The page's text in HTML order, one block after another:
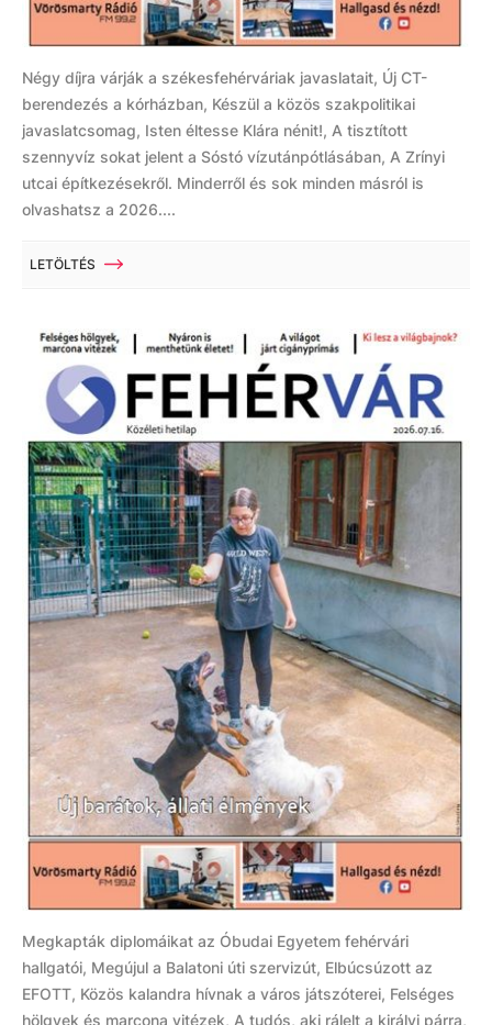
Négy díjra várják a székesfehérváriak javaslatait, Új CT-
berendezés a kórházban, Készül a közös szakpolitikai
javaslatcsomag, Isten éltesse Klára nénit!, A tisztított
szennyvíz sokat jelent a Sóstó vízutánpótlásában, A Zrínyi
utcai építkezésekről. Minderről és sok minden másról is
olvashatsz a 2026....
LETÖLTÉS
Megkapták diplomáikat az Óbudai Egyetem fehérvári
hallgatói, Megújul a Balatoni úti szervizút, Elbúcsúzott az
EFOTT, Közös kalandra hívnak a város játszóterei, Felséges
hölgyek és marcona vitézek, A tudós, aki rálelt a királyi párra,